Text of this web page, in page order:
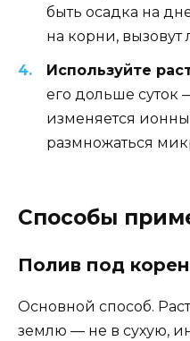
быть осадка на
на корни, вызовут
Используйте
его дольше суток
изменяется
размножаться
Способы
Полив под
Основной способ.
землю — не в сухую,